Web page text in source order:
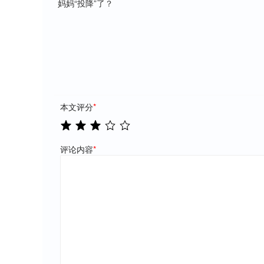
妈妈“投降”了？
本文评分*
评论内容*